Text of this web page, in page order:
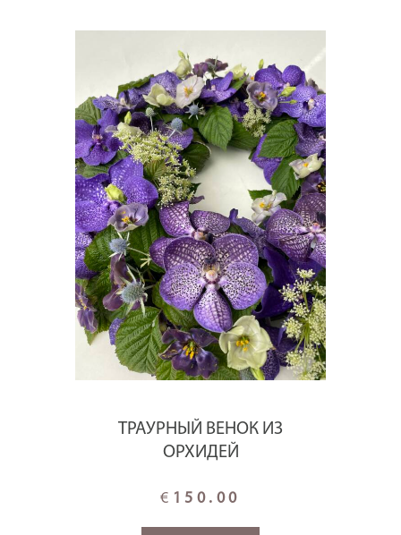
ТРАУРНЫЙ ВЕНОК ИЗ
ОРХИДЕЙ
€ 150.00